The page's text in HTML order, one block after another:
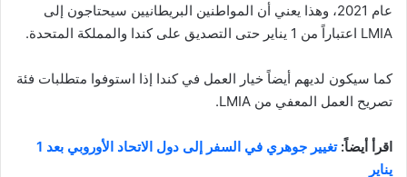
عام 2021، وهذا يعني أن المواطنين البريطانيين سيحتاجون إلى
LMIA اعتباراً من 1 يناير حتى التصديق على كندا والمملكة المتحدة.
كما سيكون لديهم أيضاً خيار العمل في كندا إذا استوفوا متطلبات فئة
تصريح العمل المعفي من LMIA.
اقرأ أيضاً:
تغيير جوهري في السفر إلى دول الاتحاد الأوروبي بعد 1
يناير